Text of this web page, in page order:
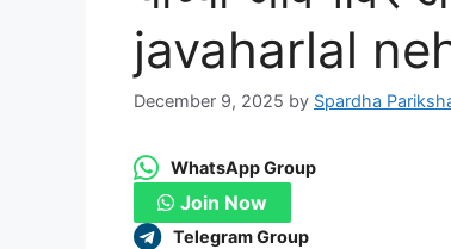
javaharlal
December 9, 2025 by Spardha
WhatsApp Group
Join Now
Telegram Group